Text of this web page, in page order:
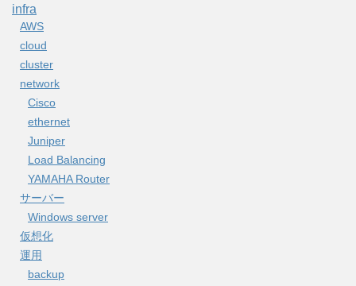
infra
AWS
cloud
cluster
network
Cisco
ethernet
Juniper
Load Balancing
YAMAHA Router
サーバー
Windows server
仮想化
運用
backup